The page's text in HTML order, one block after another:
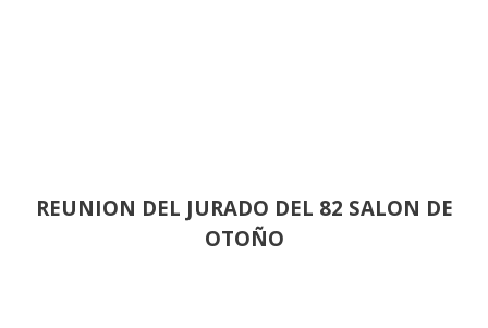
REUNION DEL JURADO DEL 82 SALON DE
OTOÑO